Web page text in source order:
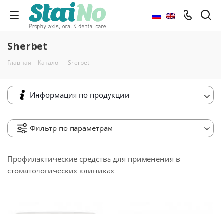
Sherbet
Главная - Каталог - Sherbet
Фильтр по параметрам
Информация по продукции
Профилактические средства для применения в
стоматологических клиниках